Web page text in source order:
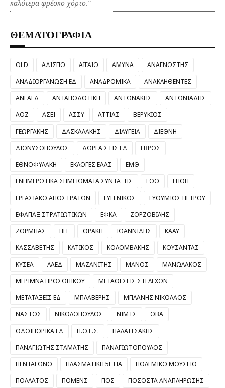
καλύτερα φρέσκο χόρτο.”
ΘΕΜΑΤΟΓΡΑΦΙΑ
OLD ΑΔΙΣΠΟ ΑΙΓΑΙΟ ΑΜΥΝΑ
ΑΝΑΓΝΩΣΤΗΣ
ΑΝΑΔΙΟΡΓΑΝΩΣΗ ΕΔ
ΑΝΑΔΡΟΜΙΚΑ
ΑΝΑΚΛΗΘΕΝΤΕΣ
ΑΝΕΑΕΔ
ΑΝΤΑΠΟΔΟΤΙΚΗ ΑΝΤΩΝΑΚΗΣ
ΑΝΤΩΝΙΑΔΗΣ
ΑΟΖ
ΑΣΕΙ ΑΣΣΥ ΑΤΤΙΑΣ
ΒΕΡΥΚΙΟΣ
ΓΕΩΡΓΑΚΗΣ
ΔΑΣΚΑΛΑΚΗΣ ΔΙΑΥΓΕΙΑ
ΔΙΕΘΝΗ
ΔΙΟΝΥΣΟΠΟΥΛΟΣ
ΔΩΡΕΑ ΣΤΙΣ ΕΔ
ΕΒΡΟΣ
ΕΘΝΟΦΥΛΑΚΗ
ΕΚΛΟΓΕΣ ΕΑΑΣ
ΕΜΘ
ΕΝΗΜΕΡΩΤΙΚΑ ΣΗΜΕΙΩΜΑΤΑ ΣΥΝΤΑΞΗΣ
ΕΟΘ
ΕΠΟΠ
ΕΡΓΑΣΙΑΚΟ ΑΠΟΣΤΡΑΤΩΝ
ΕΥΓΕΝΙΚΟΣ
ΕΥΘΥΜΙΟΣ ΠΕΤΡΟΥ
ΕΦΑΠΑΞ ΣΤΡΑΤΙΩΤΙΚΩΝ
ΕΦΚΑ
ΖΟΡΖΟΒΙΛΗΣ
ΖΟΡΜΠΑΣ
ΗΕΕ ΘΡΑΚΗ ΙΩΑΝΝΙΔΗΣ
ΚΑΑΥ
ΚΑΣΣΑΒΕΤΗΣ
ΚΑΤΙΚΟΣ ΚΟΛΟΜΒΑΚΗΣ
ΚΟΥΣΑΝΤΑΣ
ΚΥΣΕΑ
ΛΑΕΔ ΜΑΖΑΝΙΤΗΣ ΜΑΝΟΣ
ΜΑΝΩΛΑΚΟΣ
ΜΕΡΙΜΝΑ ΠΡΟΣΩΠΙΚΟΥ
ΜΕΤΑΘΕΣΕΙΣ ΣΤΕΛΕΧΩΝ
ΜΕΤΑΤΑΞΕΙΣ ΕΔ
ΜΠΛΑΒΕΡΗΣ
ΜΠΛΑΝΗΣ ΝΙΚΟΛΑΟΣ
ΝΑΣΤΟΣ
ΝΙΚΟΛΟΠΟΥΛΟΣ ΝΙΜΤΣ
ΟΒΑ
ΟΔΟΙΠΟΡΙΚΑ ΕΔ
Π.Ο.Ε.Σ.
ΠΑΛΑΙΤΣΑΚΗΣ
ΠΑΝΑΓΙΩΤΗΣ ΣΤΑΜΑΤΗΣ
ΠΑΝΑΓΙΩΤΟΠΟΥΛΟΣ
ΠΕΝΤΑΓΩΝΟ
ΠΛΑΣΜΑΤΙΚΗ 5ΕΤΙΑ
ΠΟΛΕΜΙΚΟ ΜΟΥΣΕΙΟ
ΠΟΛΛΑΤΟΣ
ΠΟΜΕΝΣ ΠΟΣ ΠΟΣΟΣΤΑ ΑΝΑΠΛΗΡΩΣΗΣ